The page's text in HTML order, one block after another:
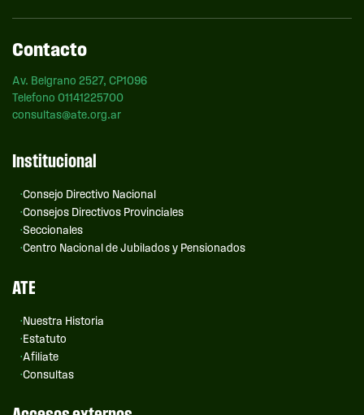
Contacto
Av. Belgrano 2527, CP1096
Telefono 01141225700
consultas@ate.org.ar
Institucional
Consejo Directivo Nacional
Consejos Directivos Provinciales
Seccionales
Centro Nacional de Jubilados y Pensionados
ATE
Nuestra Historia
Estatuto
Afiliate
Consultas